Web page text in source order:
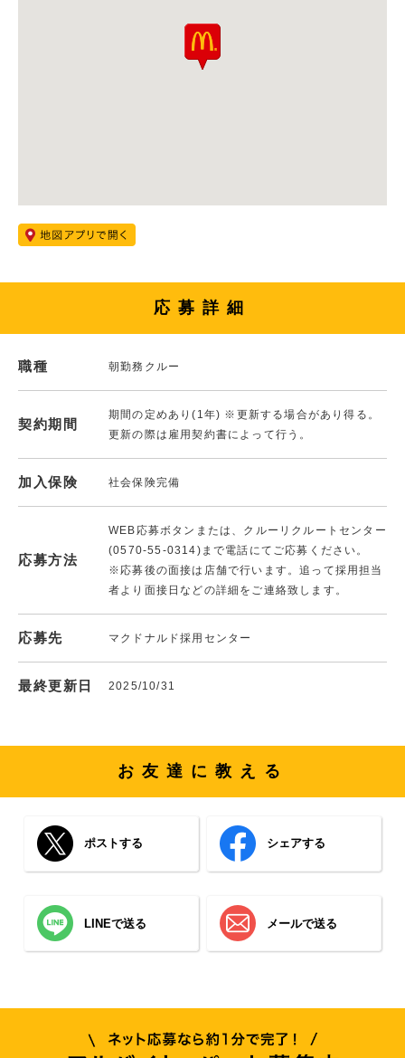
応募詳細
職種 朝勤務クルー
契約期間
期間の定めあり(1年) ※更新する場合があり得る。
更新の際は雇用契約書によって行う。
加入保険 社会保険完備
応募方法
WEB応募ボタンまたは、クルーリクルートセンター
(0570-55-0314)まで電話にてご応募ください。
※応募後の面接は店舗で行います。追って採用担当
者より面接日などの詳細をご連絡致します。
応募先 マクドナルド採用センター
最終更新日 2025/10/31
お友達に教える
ポストする シェアする
LINEで送る メールで送る